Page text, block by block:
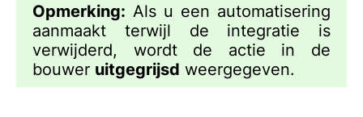
Opmerking: Als u een automatisering
aanmaakt terwijl de integratie is
verwijderd, wordt de actie in de
bouwer uitgegrijsd weergegeven.